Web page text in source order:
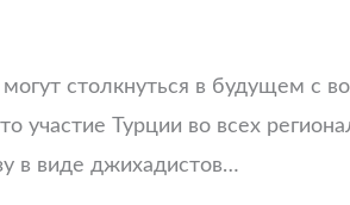
столкнуться в будущем с
участие Турции во всех
в виде джихадистов…